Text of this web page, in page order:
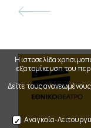
Η ιστοσελίδα
εξατομίκευση του
Δείτε τους ανανεωμένους
Αναγκαία-